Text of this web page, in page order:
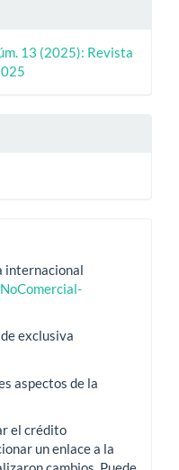
13 (2025): Revista
internacional
exclusiva
aspectos de la
el crédito
un enlace a la